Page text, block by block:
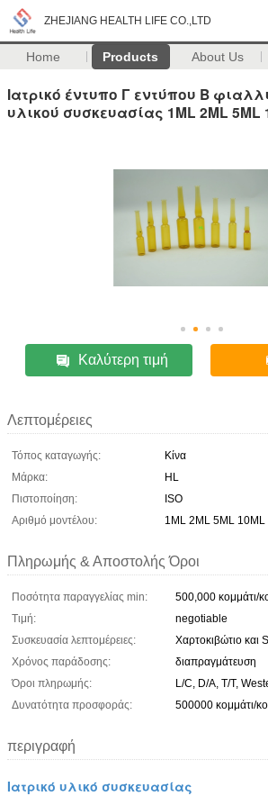
ZHEJIANG HEALTH LIFE CO.,LTD
Home Products About Us
Ιατρικό έντυπο Γ εντύπου Β
υλικού συσκευασίας 1ML 2ML 5ML
Καλύτερη τιμή
Λεπτομέρειες
Τόπος καταγωγής:
Κίνα
Μάρκα:
HL
Πιστοποίηση:
ISO
Αριθμό μοντέλου:
1ML 2ML 5ML 10ML
Πληρωμής & Αποστολής Όροι
Ποσότητα παραγγελίας min:
500,000 κομμάτι/
Τιμή:
negotiable
Συσκευασία λεπτομέρειες:
Χαρτοκιβώτιο και
Χρόνος παράδοσης:
διαπραγμάτευση
Όροι πληρωμής:
L/C, D/A, T/T,
Δυνατότητα προσφοράς:
500000 κομμάτι/
περιγραφή
Ιατρικό υλικό συσκευασίας